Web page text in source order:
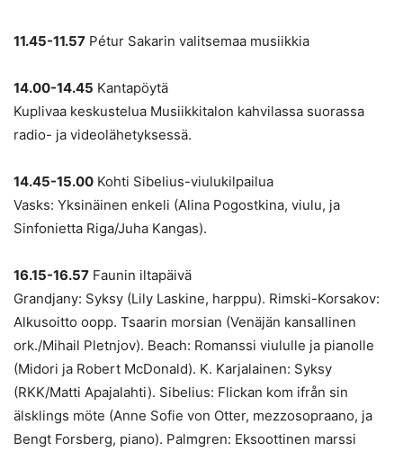
11.45-11.57 Pétur Sakarin valitsemaa musiikkia
14.00-14.45 Kantapöytä
Kuplivaa keskustelua Musiikkitalon kahvilassa suorassa
radio- ja videolähetyksessä.
14.45-15.00 Kohti Sibelius-viulukilpailua
Vasks: Yksinäinen enkeli (Alina Pogostkina, viulu, ja
Sinfonietta Riga/Juha Kangas).
16.15-16.57 Faunin iltapäivä
Grandjany: Syksy (Lily Laskine, harppu). Rimski-Korsakov:
Alkusoitto oopp. Tsaarin morsian (Venäjän kansallinen
ork./Mihail Pletnjov). Beach: Romanssi viululle ja pianolle
(Midori ja Robert McDonald). K. Karjalainen: Syksy
(RKK/Matti Apajalahti). Sibelius: Flickan kom ifrån sin
älsklings möte (Anne Sofie von Otter, mezzosopraano, ja
Bengt Forsberg, piano). Palmgren: Eksoottinen marssi